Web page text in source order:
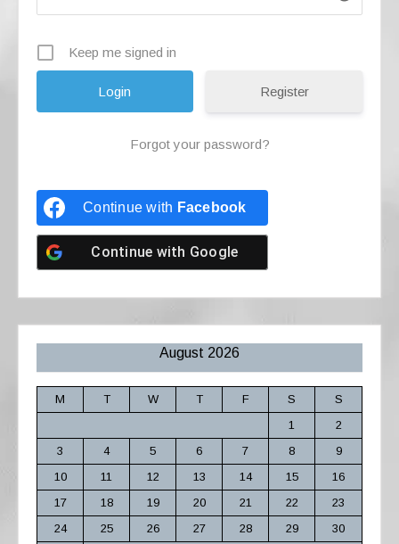
Keep me signed in
Register
Forgot your password?
Continue with Facebook
Continue with Google
August 2026
M T W T F S
S
1
2
3
4 5 6 7 8
9
10
11 12 13 14 15
16
17
18 19 20 21 22
23
24
25 26 27 28 29
30